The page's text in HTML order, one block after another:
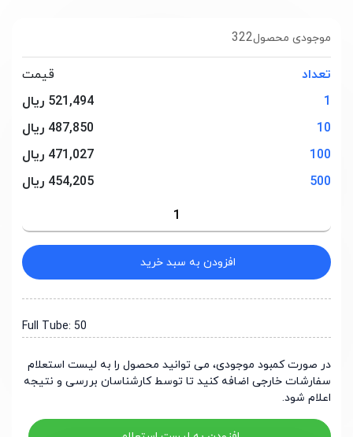
322موجودی محصول
تعداد
قیمت
1
521,494 ریال
10
487,850 ریال
100
471,027 ریال
500
454,205 ریال
افزودن به سبد خرید
Full Tube: 50
در صورت کمبود موجودی، می توانید محصول را به لیست استعلام
سفارشات خارجی اضافه کنید تا توسط کارشناسان بررسی و نتیجه
اعلام شود.